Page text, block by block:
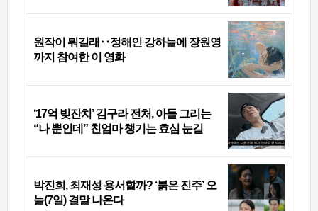
원작이 뭐길래‥정해인 강하늘에 장원영
까지 참여한 이 영화
‘17억 빚잔치’ 김구라 전처, 아들 그리는
“나 뿐인데” 친엄마 챙기는 효심 눈길
박진희, 최재성 용서할까? ‘붉은 진주’ 오
늘(7일) 결말 나온다